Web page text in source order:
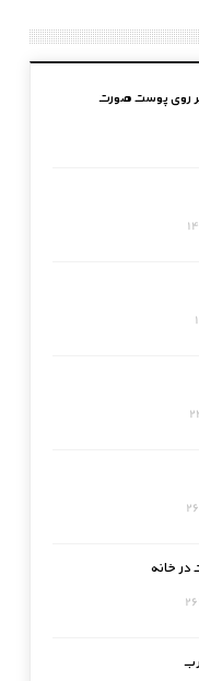
روی پوست صورت
در خانه